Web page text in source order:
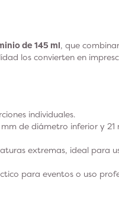
de 145 ml, que
los convierten en
individuales.
de diámetro inferior y 21
extremas, ideal para
para eventos o uso